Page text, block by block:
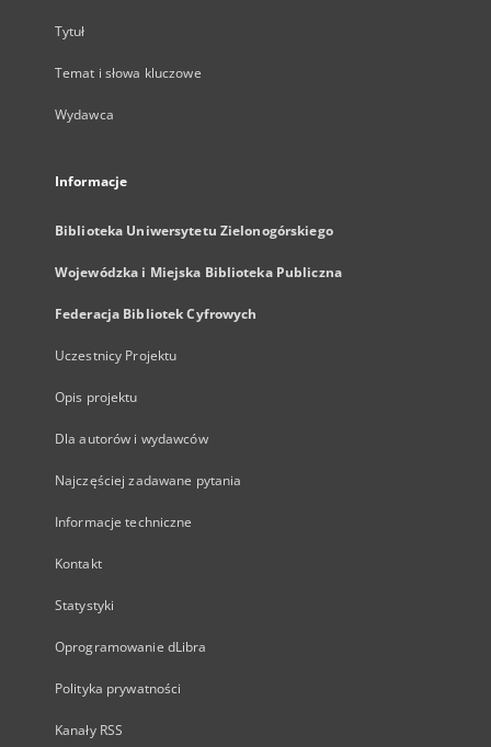
Tytuł
Temat i słowa kluczowe
Wydawca
Informacje
Biblioteka Uniwersytetu Zielonogórskiego
Wojewódzka i Miejska Biblioteka Publiczna
Federacja Bibliotek Cyfrowych
Uczestnicy Projektu
Opis projektu
Dla autorów i wydawców
Najczęściej zadawane pytania
Informacje techniczne
Kontakt
Statystyki
Oprogramowanie dLibra
Polityka prywatności
Kanały RSS